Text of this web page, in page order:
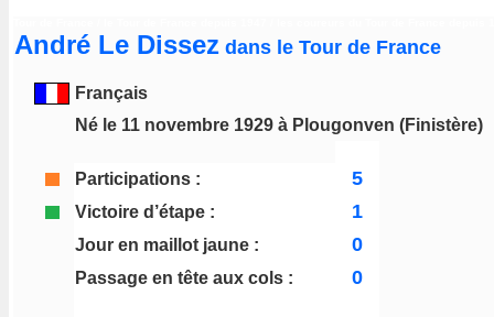
André Le Dissez dans le Tour de France
Français
Né le 11 novembre 1929 à Plougonven (Finistère)
Participations : 5
Victoire d’étape : 1
Jour en maillot jaune : 0
Passage en tête aux cols : 0